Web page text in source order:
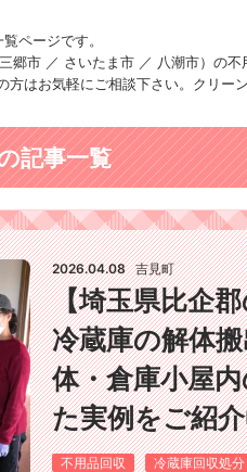
ページです。
郷市 ／ さいたま市 ／ 八潮市）の
方はお気軽にご相談下さい。クリー
記事一覧
2026.04.08 吉見町
【埼玉県比企
冷蔵庫の解体
体・倉庫小屋
た実例をご紹
不用品回収 冷蔵庫回収処分